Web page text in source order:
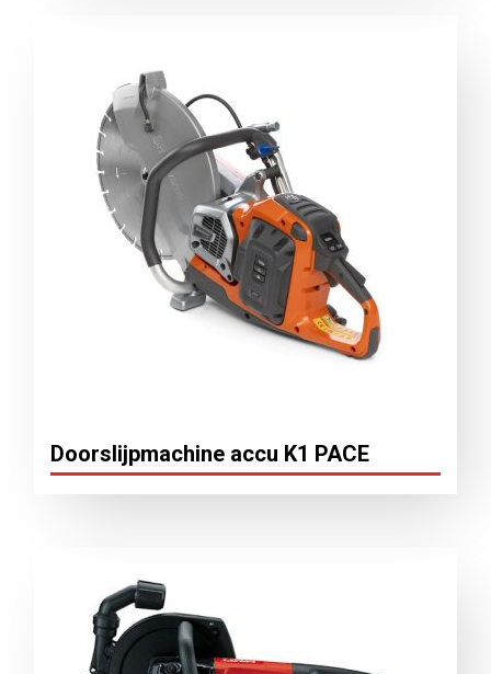
Doorslijpmachine accu K1 PACE